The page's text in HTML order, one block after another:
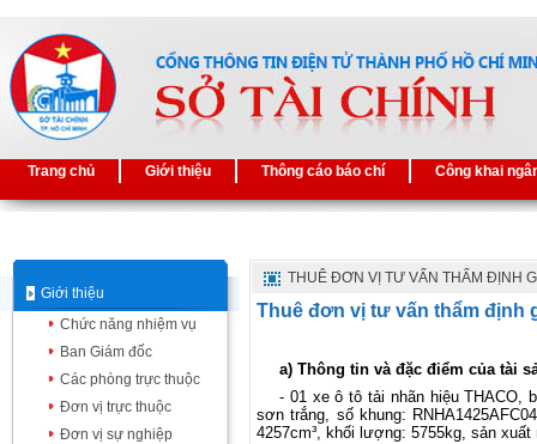
Trang chủ Giới thiệu Thông cáo báo chí Công khai
Giới thiệu
Chức năng nhiệm vụ
Ban Giám đốc
Các phòng trực thuộc
Đơn vị trực thuộc
Đơn vị sự nghiệp
THUÊ ĐƠN VỊ TƯ VẤN THẨM ĐỊNH
Thuê đơn vị tư vấn thẩm định
a) Thông tin và đặc điểm của tài
- 01 xe ô tô tải nhãn hiệu THACO,
sơn trắng, số khung:
4257cm³, khối lượng: 5755kg, sản xuất